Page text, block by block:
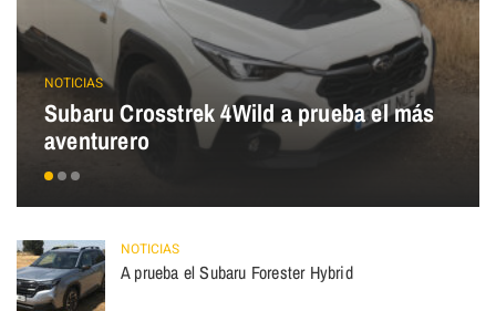
NOTICIAS
Subaru Crosstrek 4Wild a prueba el más
aventurero
NOTICIAS
A prueba el Subaru Forester Hybrid